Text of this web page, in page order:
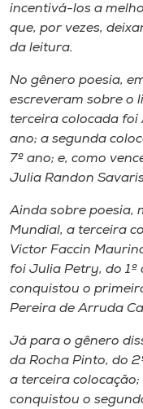
incentivá-los a
que, por vezes,
da leitura.
No gênero poesia,
escreveram sobre o
terceira colocada foi
ano; a segunda
7º ano; e, como
Julia Randon
Ainda sobre poesia,
Mundial, a terceira
Victor Faccin
foi Julia Petry, do 1º
conquistou o
Pereira de Arruda
Já para o gênero
da Rocha Pinto, do
a terceira colocação;
conquistou o